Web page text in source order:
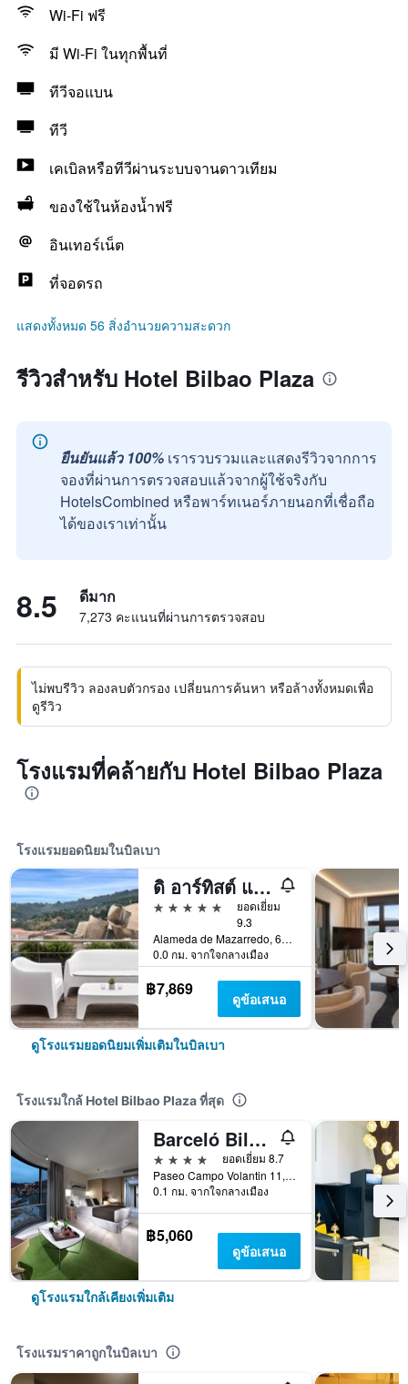
Wi-Fi ฟรี
มี Wi-Fi ในทุกพื้นที่
ทีวีจอแบน
ทีวี
เคเบิลหรือทีวีผ่านระบบจานดาวเทียม
ของใช้ในห้องน้ำฟรี
อินเทอร์เน็ต
ที่จอดรถ
แสดงทั้งหมด 56 สิ่งอำนวยความสะดวก
รีวิวสำหรับ Hotel Bilbao Plaza
ยืนยันแล้ว 100% เรารวบรวมและแสดงรีวิวจากการ
จองที่ผ่านการตรวจสอบแล้วจากผู้ใช้จริงกับ
HotelsCombined หรือพาร์ทเนอร์ภายนอกที่เชื่อถือ
ได้ของเราเท่านั้น
8.5 ดีมาก
7,273 คะแนนที่ผ่านการตรวจสอบ
ไม่พบรีวิว ลองลบตัวกรอง เปลี่ยนการค้นหา หรือล้างทั้งหมดเพื่อ
ดูรีวิว
โรงแรมที่คล้ายกับ Hotel Bilbao Plaza
โรงแรมยอดนิยมในบิลเบา
ดิ อาร์ทิสต์ แกรนด์ โฮเทล ออฟ อาร์ต
5 ดาว
ยอดเยี่ยม
9.3
Alameda de Mazarredo, 61, บิลเบา, วิซคาย่า, สเปน
0.0 กม. จากใจกลางเมือง
฿7,869 ดูข้อเสนอ
ดูโรงแรมยอดนิยมเพิ่มเติมในบิลเบา
โรงแรมใกล้ Hotel Bilbao Plaza ที่สุด
Barceló Bilbao Nervión
4 ดาว
ยอดเยี่ยม 8.7
Paseo Campo Volantin 11, บิลเบา, วิซคาย่า, สเปน
0.1 กม. จากใจกลางเมือง
฿5,060
ดูข้อเสนอ
ดูโรงแรมใกล้เคียงเพิ่มเติม
โรงแรมราคาถูกในบิลเบา